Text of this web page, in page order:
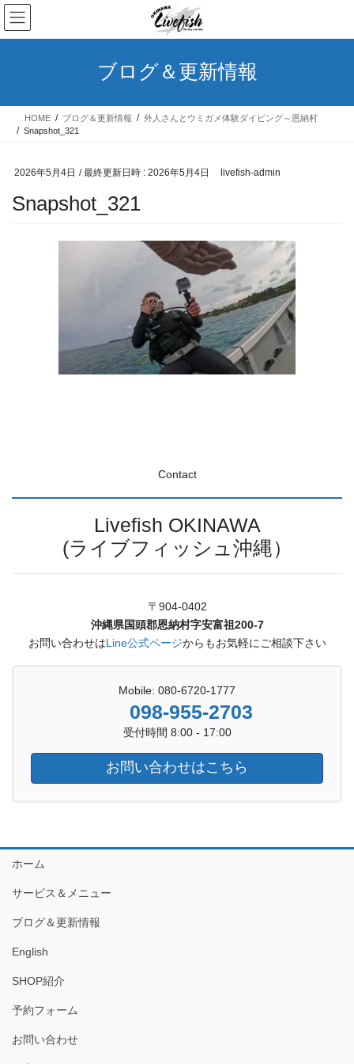
コ
ン
テ
ス
ナ
ビ
ゲ
ン
ブログ＆更新情報
HOME ブログ＆更新情報
外人さんとウミガメ体験ダイビング～恩納村
Snapshot_321
2026年5月4日 / 最終更新日時 : 2026年5月4日 livefish-admin
Snapshot_321
Contact
Livefish OKINAWA
(ライブフィッシュ沖縄）
〒904-0402
沖縄県国頭郡恩納村字安富祖200-7
お問い合わせはLine公式ページからもお気軽にご相談下さい
Mobile: 080-6720-1777
098-955-2703
受付時間 8:00 - 17:00
お問い合わせはこちら
ホーム
サービス＆メニュー
ブログ＆更新情報
English
SHOP紹介
予約フォーム
お問い合わせ